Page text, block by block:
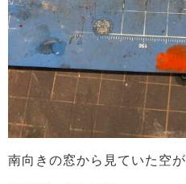
南向きの窓から見ていた空が